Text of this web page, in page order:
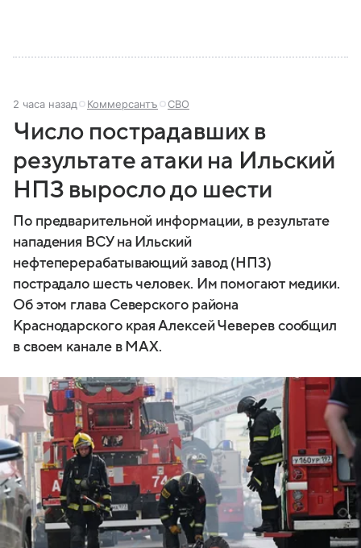
2 часа назад Коммерсантъ СВО
Число пострадавших в
результате атаки на Ильский
НПЗ выросло до шести
По предварительной информации, в результате
нападения ВСУ на Ильский
нефтеперерабатывающий завод (НПЗ)
пострадало шесть человек. Им помогают медики.
Об этом глава Северского района
Краснодарского края Алексей Чеверев сообщил
в своем канале в MAX.